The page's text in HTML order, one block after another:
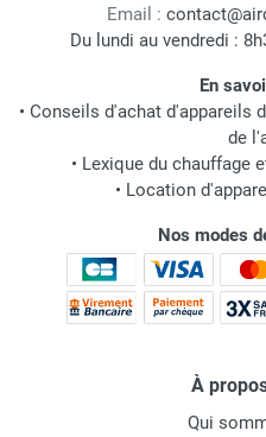
Email :
Du lundi au vendredi :
En
• Conseils d'achat d'appareils
de
• Lexique du chauffage
• Location
Nos modes
À
Qui